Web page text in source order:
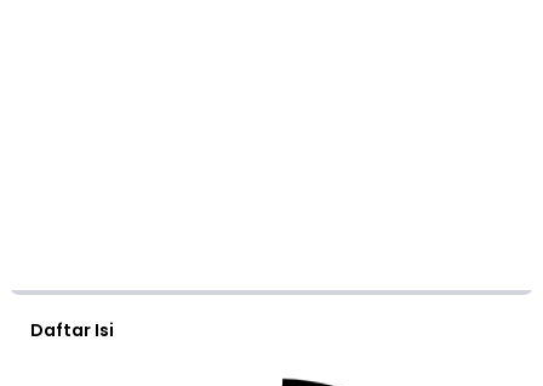
Daftar Isi